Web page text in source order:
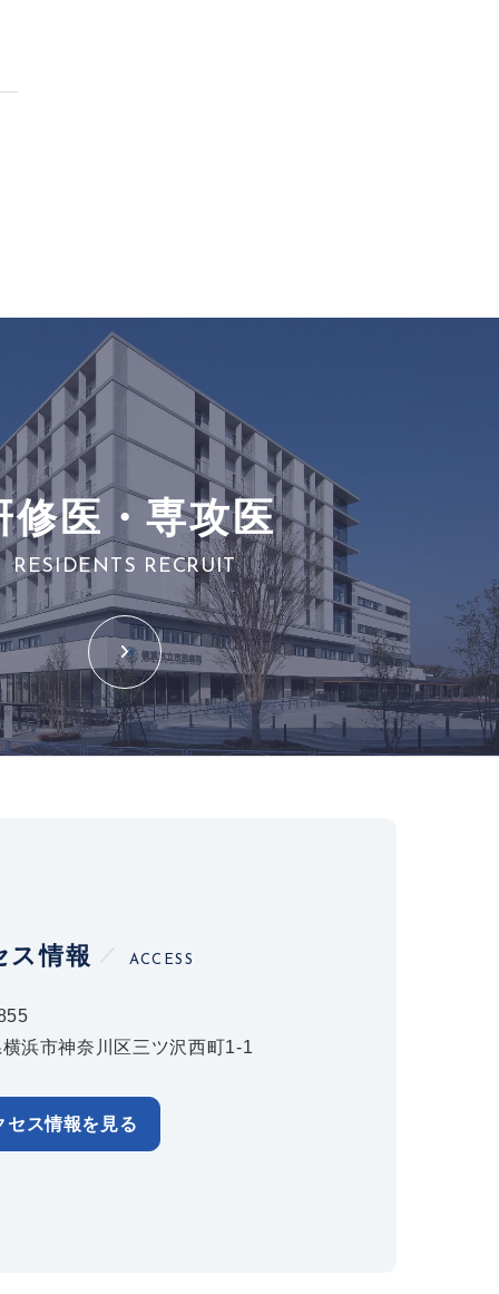
修医・専攻医
RESIDENTS RECRUIT
ス情報 ACCESS
浜市神奈川区三ツ沢西町1-1
セス情報を見る